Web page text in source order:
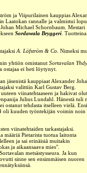
ja Viipurilainen kauppias
Laatokan rannalle ja valmistui
Michael Schornbaum. Mestari
Sordawala Bryggeri .
A. Löfström & Co. Nimeksi
yhtiön omistanut Sortavalan
ostajaa ei heti löytynyt.
jäsenistä kauppiaat Alexander
valittiin Karl Gustav Berg.
viinatehtaaseen ja hakivat
Julius Lundahl. Hänestä tuli
ostanut tehdasta itselleen vielä.
oli kuuden työntekijän voimin noin
viinatehtaiden tarkastajaksi.
määriä Pietarista tuotua laitonta
ja sai erinäisiä muitakin
ja aikaansaava mies".
metsästysseura. Ja kun
sinne sen ensimmäisen nuoren